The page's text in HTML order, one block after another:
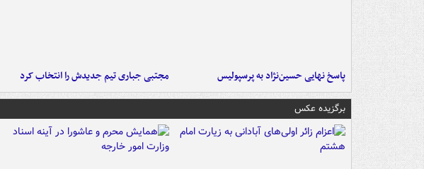
پاسخ نهایی حسین‌نژاد به پرسپولیس مجتبی جباری تیم جدیدش را انتخاب کرد
برگزیده عکس